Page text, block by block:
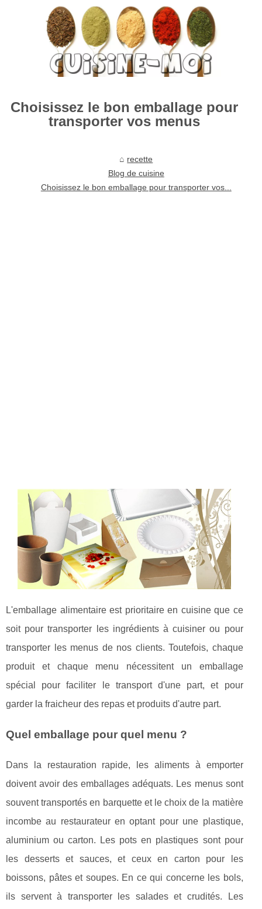
Choisissez le bon emballage pour
transporter vos menus
recette
Blog de cuisine
Choisissez le bon emballage pour transporter vos...
L'emballage alimentaire est prioritaire en cuisine que ce
soit pour transporter les ingrédients à cuisiner ou pour
transporter les menus de nos clients. Toutefois, chaque
produit et chaque menu nécessitent un emballage
spécial pour faciliter le transport d'une part, et pour
garder la fraicheur des repas et produits d'autre part.
Quel emballage pour quel menu ?
Dans la restauration rapide, les aliments à emporter
doivent avoir des emballages adéquats. Les menus sont
souvent transportés en barquette et le choix de la matière
incombe au restaurateur en optant pour une plastique,
aluminium ou carton. Les pots en plastiques sont pour
les desserts et sauces, et ceux en carton pour les
boissons, pâtes et soupes. En ce qui concerne les bols,
ils servent à transporter les salades et crudités. Les